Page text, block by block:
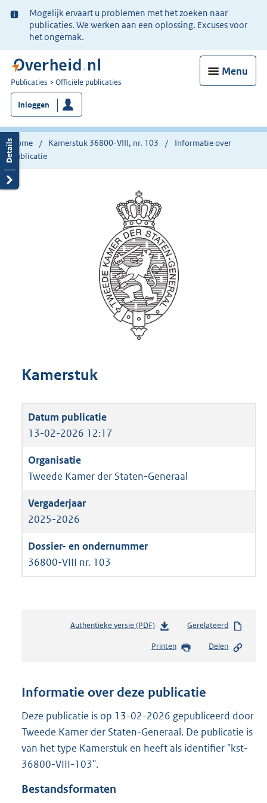
Ter
informatie:
Mogelijk ervaart u problemen met het zoeken naar
publicaties. We werken aan een oplossing. Excuses voor
het ongemak.
Menu
U
bent
nu
hier:
Publicaties Officiële publicaties
Inloggen
Home Kamerstuk 36800-VIII, nr. 103
Informatie over
publicatie
Kamerstuk
13-02-2026 12:17
Tweede Kamer der Staten-Generaal
2025-2026
36800-VIII nr. 103
Authentieke versie (PDF)b
s
n
s
r
o
Gerelateerd
Printen Delen
Informatie over deze publicatie
Deze publicatie is op 13-02-2026 gepubliceerd door
Tweede Kamer der Staten-Generaal. De publicatie is
van het type Kamerstuk en heeft als identifier "kst-
36800-VIII-103".
Bestandsformaten